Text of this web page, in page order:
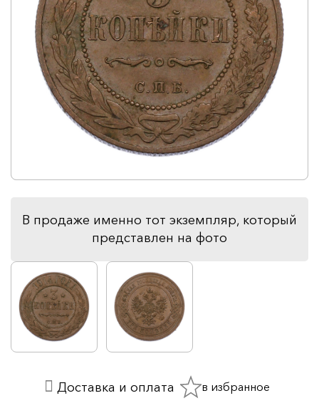
В продаже именно тот экземпляр, который
представлен на фото
Доставка и оплата в избранное